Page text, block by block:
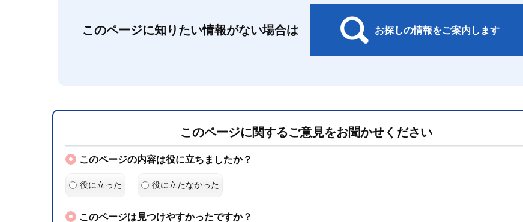
このページに知りたい情報がない場合は お探しの情報をご案内します
このページに関するご意見をお聞かせください
このページの内容は役に立ちましたか？
役に立った 役に立たなかった
このページは見つけやすかったですか？